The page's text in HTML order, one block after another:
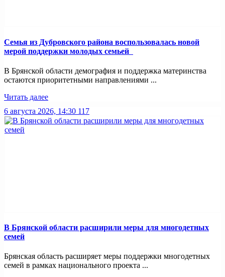
Семья из Дубровского района воспользовалась новой
мерой поддержки молодых семьей
В Брянской области демография и поддержка материнства
остаются приоритетными направлениями ...
Читать далее
6 августа 2026, 14:30 117
В Брянской области расширили меры для многодетных
семей
Брянская область расширяет меры поддержки многодетных
семей в рамках национального проекта ...